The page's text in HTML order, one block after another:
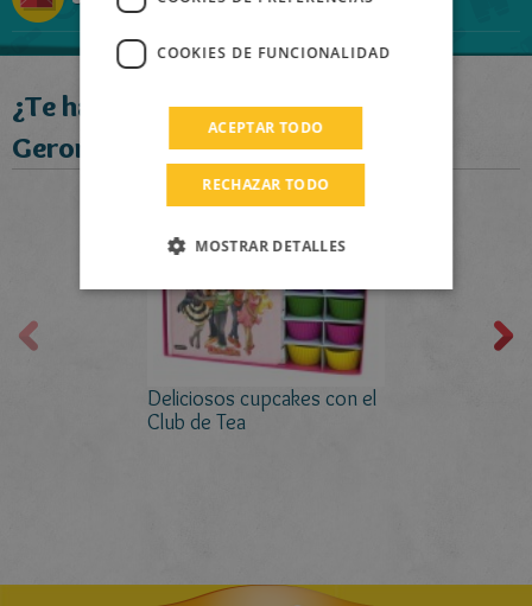
¿Te ha gustado este libro?
Geronimo recomienda:
Deliciosos cupcakes con el
Club de Tea
DUTCH
COOKIES DE FUNCIONALIDAD
ACEPTAR TODO
RECHAZAR TODO
MOSTRAR DETALLES